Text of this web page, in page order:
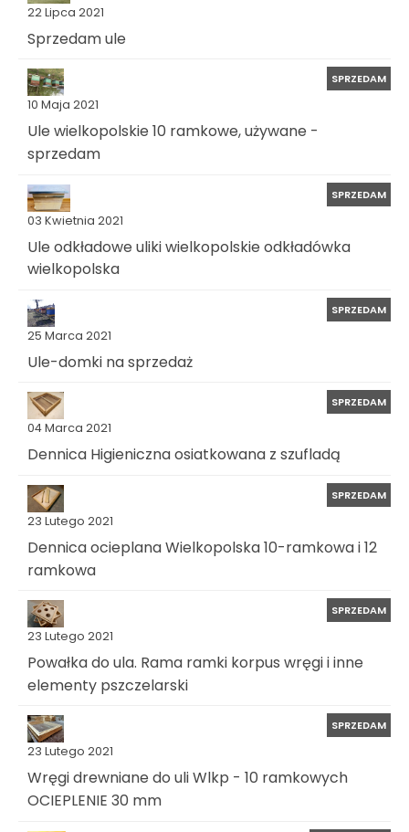
22 Lipca 2021
Sprzedam ule
10 Maja 2021
SPRZEDAM
Ule wielkopolskie 10 ramkowe, używane -
sprzedam
03 Kwietnia 2021
SPRZEDAM
Ule odkładowe uliki wielkopolskie odkładówka
wielkopolska
25 Marca 2021
SPRZEDAM
Ule-domki na sprzedaż
04 Marca 2021
SPRZEDAM
Dennica Higieniczna osiatkowana z szufladą
23 Lutego 2021
SPRZEDAM
Dennica ocieplana Wielkopolska 10-ramkowa i 12
ramkowa
23 Lutego 2021
SPRZEDAM
Powałka do ula. Rama ramki korpus wręgi i inne
elementy pszczelarski
23 Lutego 2021
SPRZEDAM
Wręgi drewniane do uli Wlkp - 10 ramkowych
OCIEPLENIE 30 mm